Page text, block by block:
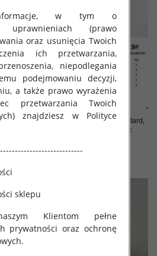
Komplet damskie Roz Standard,
Mix Kolor Paczka 12 szt
w tym o
uprawnieniach (prawo
oraz usunięcia Twoich
ich przetwarzania,
niepodlegania
podejmowaniu decyzji,
a także prawo wyrażenia
przetwarzania Twoich
znajdziesz w Polityce
sklepu
Klientom pełne
prywatności oraz ochronę